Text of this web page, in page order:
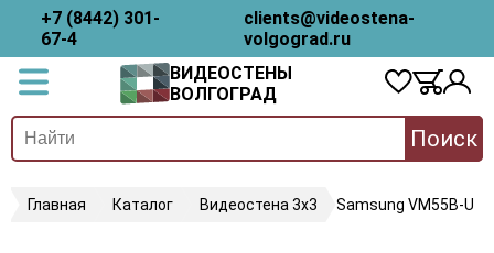
+7 (8442) 301-
67-4
clients@videostena-
volgograd.ru
ВИДЕОСТЕНЫ
ВОЛГОГРАД
Поиск
Главная Каталог Видеостена 3х3 Samsung VM55B-U